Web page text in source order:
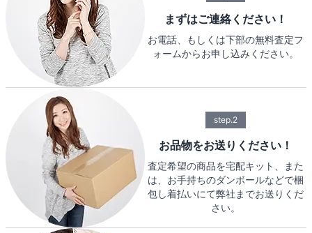
まずはご連絡ください！
お電話、もしくは下部の無料査定フ
ォームからお申し込みください。
step.2
お品物をお送りください！
査定希望の商品を宅配キット、また
は、お手持ちのダンボールなどで梱
包し着払いにて弊社までお送りくだ
さい。